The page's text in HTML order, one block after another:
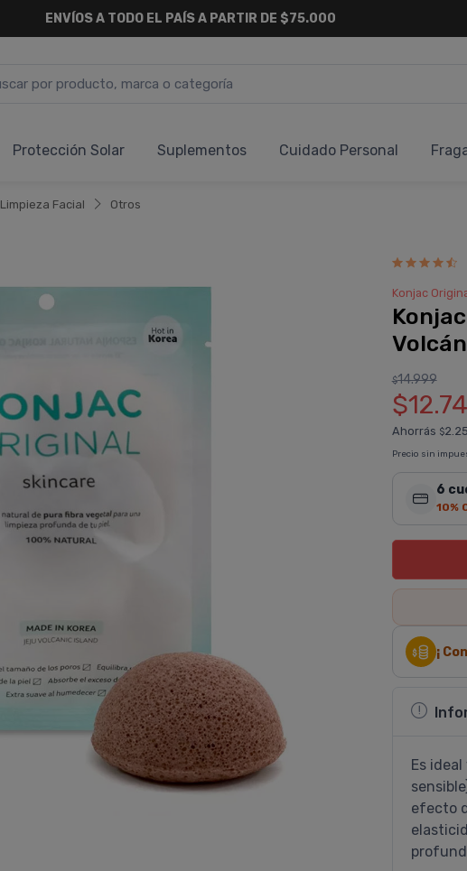
ENVÍOS A TODO EL PAÍS A PARTIR DE $75.000
Protección Solar Suplementos Cuidado Personal
Limpieza Facial Otros
Konjac
$14.999
Ahorrás $
Precio sin
6
10%
¡
Es
efecto